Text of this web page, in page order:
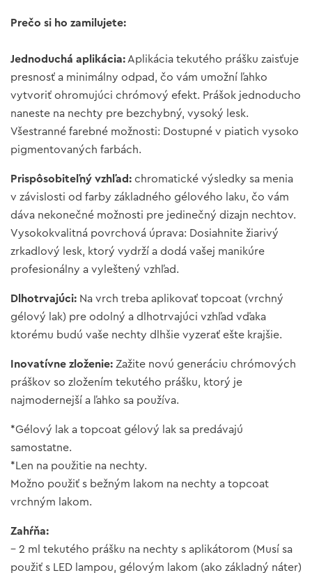
Prečo si ho zamilujete:
Jednoduchá aplikácia: Aplikácia tekutého prášku zaisťuje
presnosť a minimálny odpad, čo vám umožní ľahko
vytvoriť ohromujúci chrómový efekt. Prášok jednoducho
naneste na nechty pre bezchybný, vysoký lesk.
Všestranné farebné možnosti: Dostupné v piatich vysoko
pigmentovaných farbách.
Prispôsobiteľný vzhľad: chromatické výsledky sa menia
v závislosti od farby základného gélového laku, čo vám
dáva nekonečné možnosti pre jedinečný dizajn nechtov.
Vysokokvalitná povrchová úprava: Dosiahnite žiarivý
zrkadlový lesk, ktorý vydrží a dodá vašej manikúre
profesionálny a vyleštený vzhľad.
Dlhotrvajúci: Na vrch treba aplikovať topcoat (vrchný
gélový lak) pre odolný a dlhotrvajúci vzhľad vďaka
ktorému budú vaše nechty dlhšie vyzerať ešte krajšie.
Inovatívne zloženie: Zažite novú generáciu chrómových
práškov so zložením tekutého prášku, ktorý je
najmodernejší a ľahko sa používa.
*Gélový lak a topcoat gélový lak sa predávajú
samostatne.
*Len na použitie na nechty.
Možno použiť s bežným lakom na nechty a topcoat
vrchným lakom.
Zahŕňa:
– 2 ml tekutého prášku na nechty s aplikátorom (Musí sa
použiť s LED lampou, gélovým lakom (ako základný náter)